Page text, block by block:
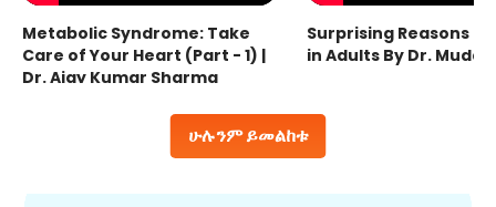
ሁሉንም ይመልከቱ
Metabolic Syndrome: Take
Care of Your Heart (Part - 1) |
Dr. Ajay Kumar Sharma
Surprising Reasons
in Adults By Dr.